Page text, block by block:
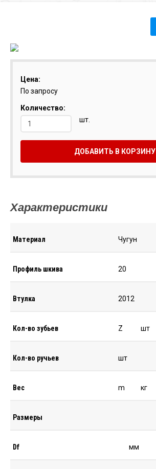
Цена:
По запросу
Количество:
шт.
ДОБАВИТЬ В КОРЗИНУ
Характеристики
Материал Чугун
Профиль шкива 20
Втулка 2012
Кол-во зубьев Z шт
Кол-во ручьев шт
Вес m кг
Размеры
Df мм